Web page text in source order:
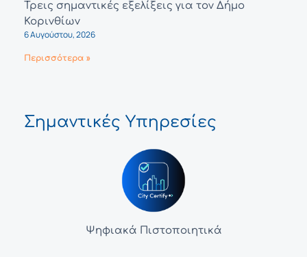
Τρεις σημαντικές εξελίξεις για τον Δήμο
Κορινθίων
6 Αυγούστου, 2026
Περισσότερα »
Σημαντικές Υπηρεσίες
Ψηφιακά Πιστοποιητικά